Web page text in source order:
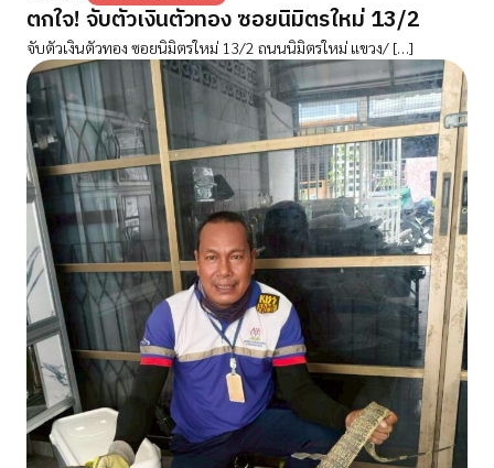
ตกใจ! จับตัวเงินตัวทอง ซอยนิมิตรใหม่ 13/2
จับตัวเงินตัวทอง ซอยนิมิตรใหม่ 13/2 ถนนนิมิตรใหม่ แขวง/ […]